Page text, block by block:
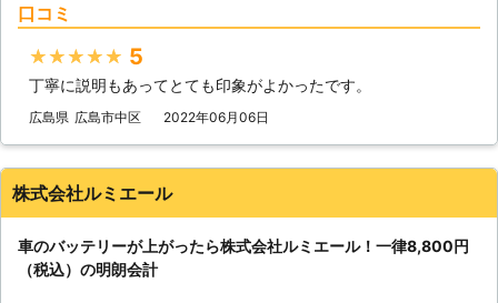
てしまったからです。車のエンジンは
バッテリー内の電気を利用して動きだ
って動かなくなってしまいます。
口コミ
★★★★★ 5
丁寧に説明もあってとても印象がよかったです。
広島県 広島市中区 2022年06月06日
株式会社ルミエール
車のバッテリーが上がったら株式会社ルミエール！一律8,800円
（税込）の明朗会計